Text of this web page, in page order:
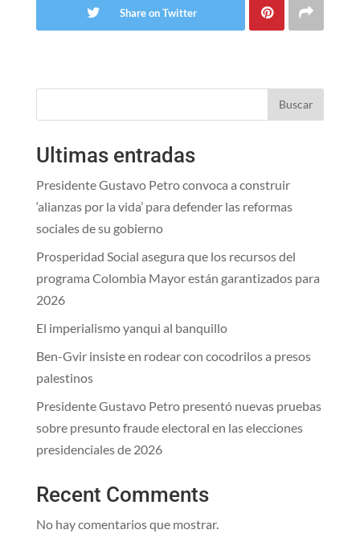
Share on Twitter
Buscar
Ultimas entradas
Presidente Gustavo Petro convoca a construir
‘alianzas por la vida’ para defender las reformas
sociales de su gobierno
Prosperidad Social asegura que los recursos del
programa Colombia Mayor están garantizados para
2026
El imperialismo yanqui al banquillo
Ben-Gvir insiste en rodear con cocodrilos a presos
palestinos
Presidente Gustavo Petro presentó nuevas pruebas
sobre presunto fraude electoral en las elecciones
presidenciales de 2026
Recent Comments
No hay comentarios que mostrar.